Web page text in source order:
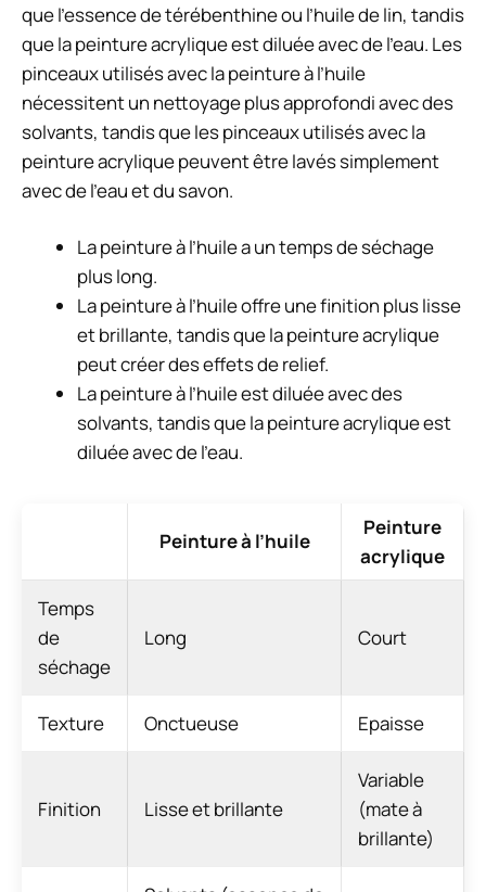
que l’essence de térébenthine ou l’huile de lin, tandis
que la peinture acrylique est diluée avec de l’eau. Les
pinceaux utilisés avec la peinture à l’huile
nécessitent un nettoyage plus approfondi avec des
solvants, tandis que les pinceaux utilisés avec la
peinture acrylique peuvent être lavés simplement
avec de l’eau et du savon.
La peinture à l’huile a un temps de séchage
plus long.
La peinture à l’huile offre une finition plus lisse
et brillante, tandis que la peinture acrylique
peut créer des effets de relief.
La peinture à l’huile est diluée avec des
solvants, tandis que la peinture acrylique est
diluée avec de l’eau.
Peinture à l’huile
Peinture
acrylique
Temps
de
séchage
Long Court
Texture Onctueuse Epaisse
Finition Lisse et brillante
Variable
(mate à
brillante)